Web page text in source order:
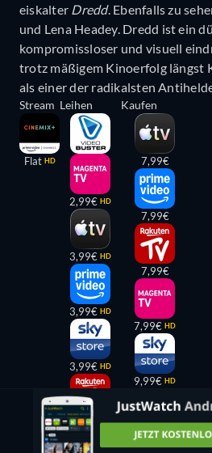
eiskalter Dredd. Ebenfalls zu
und Lena Headey. Dredd ist ein
kompromissloser und visuell
trotz mäßigem Kinoerfolg längst
als einer der radikalsten
Stream
Flat HD
Leihen
2,99€ HD
3,99€ HD
3,99€ HD
3,99€ HD
3,99€ HD
Kaufen
7,99€
7,99€
7,99€
7,99€ HD
9,99€ HD
9,99€ HD